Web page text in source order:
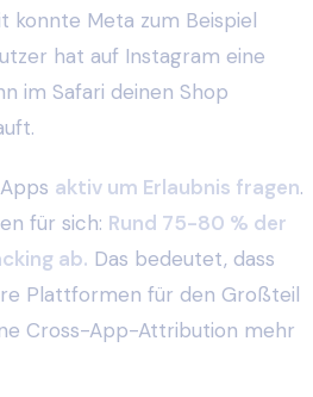
konnte Meta zum Beispiel
hat auf Instagram eine
im Safari deinen Shop
aktiv um Erlaubnis fragen.
für sich: Rund 75-80 % der
ab. Das bedeutet, dass
Plattformen für den Großteil
Cross-App-Attribution mehr